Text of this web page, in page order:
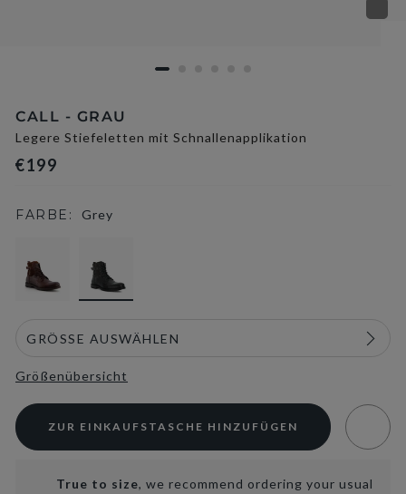
CALL - GRAU
Legere Stiefeletten mit Schnallenapplikation
€199
FARBE: Grey
Größenübersicht
ZUR EINKAUFSTASCHE HINZUFÜGEN
True to size, we recommend ordering your usual